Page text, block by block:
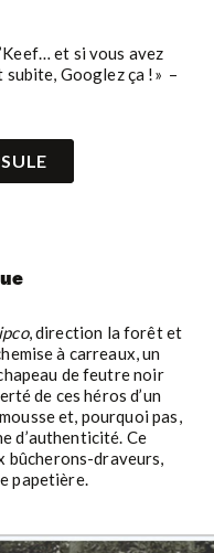
et si vous avez
subite, Googlez ça !» –
, direction la forêt et
à carreaux, un
de feutre noir
de ces héros d’un
et, pourquoi pas,
d’authenticité. Ce
bûcherons-draveurs,
papetière.